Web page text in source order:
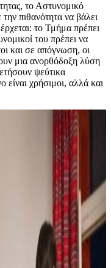
το Αστυνομικό
πιθανότητα να βάλει
το Τμήμα πρέπει
του πρέπει να
και σε απόγνωση, οι
μια ανορθόδοξη λύση
ψεύτικα
είναι χρήσιμοι, αλλά και